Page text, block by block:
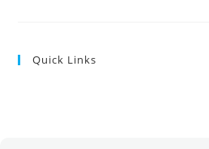
Quick Links